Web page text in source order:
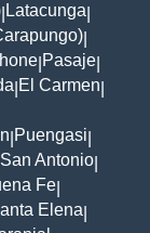
Latacunga
Pasaje
El Carmen
Puengasi
San Antonio
Fe
Elena